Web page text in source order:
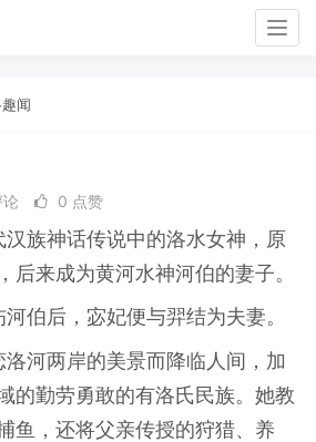
闻
0 点赞
汉族神话传说中的洛水女神，原
后来成为黄河水神河伯的妻子。
伯后，宓妃便与羿结为夫妻。
河两岸的美景而降临人间，加
的勤劳勇敢的有洛氏民族。她教
鱼，还将父亲传授的狩猎、养